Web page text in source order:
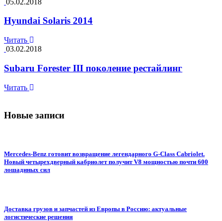
Hyundai Solaris 2014
Читать
03.02.2018
Subaru Forester III поколение рестайлинг
Читать
Новые записи
Mercedes-Benz готовит возвращение легендарного G-Class Cabriolet.
Новый четырехдверный кабриолет получит V8 мощностью почти 600
лошадиных сил
Доставка грузов и запчастей из Европы в Россию: актуальные
логистические решения